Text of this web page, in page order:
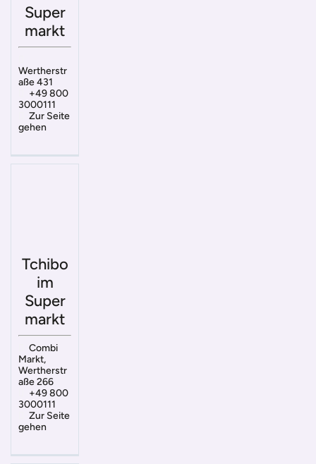
Super
markt
Wertherstr
aße 431
+49 800
3000111
Zur Seite
gehen
Tchibo
im
Super
markt
Combi
Markt,
Wertherstr
aße 266
+49 800
3000111
Zur Seite
gehen